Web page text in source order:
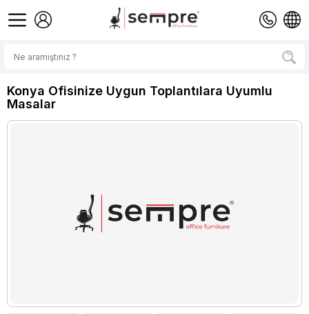
Konya Ofisinize Uygun Toplantılara Uyumlu
Masalar